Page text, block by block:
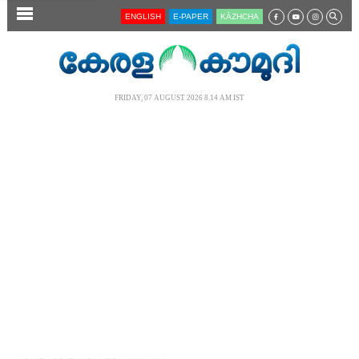
SECTIONS ENGLISH E-PAPER KĀZHCHA
FRIDAY, 07 AUGUST 2026 8.14 AM IST